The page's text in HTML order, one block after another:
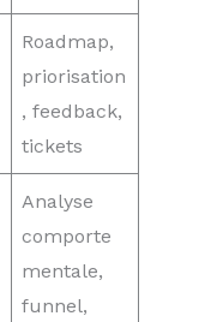
Roadmap,
priorisation
, feedback,
tickets
Analyse
comporte
mentale,
funnel,